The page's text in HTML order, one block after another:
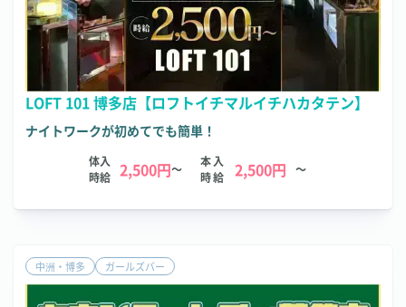
LOFT 101 博多店【ロフトイチマルイチハカタテン】
ナイトワークが初めてでも簡単！
体入
時給 2,500円～
本入
時給
2,500円 ～
中洲・博多 ガールズバー